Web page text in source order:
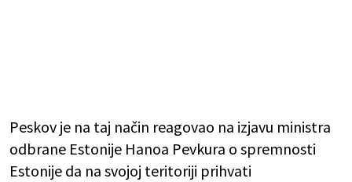
Peskov je na taj način reagovao na izjavu ministra
odbrane Estonije Hanoa Pevkura o spremnosti
Estonije da na svojoj teritoriji prihvati